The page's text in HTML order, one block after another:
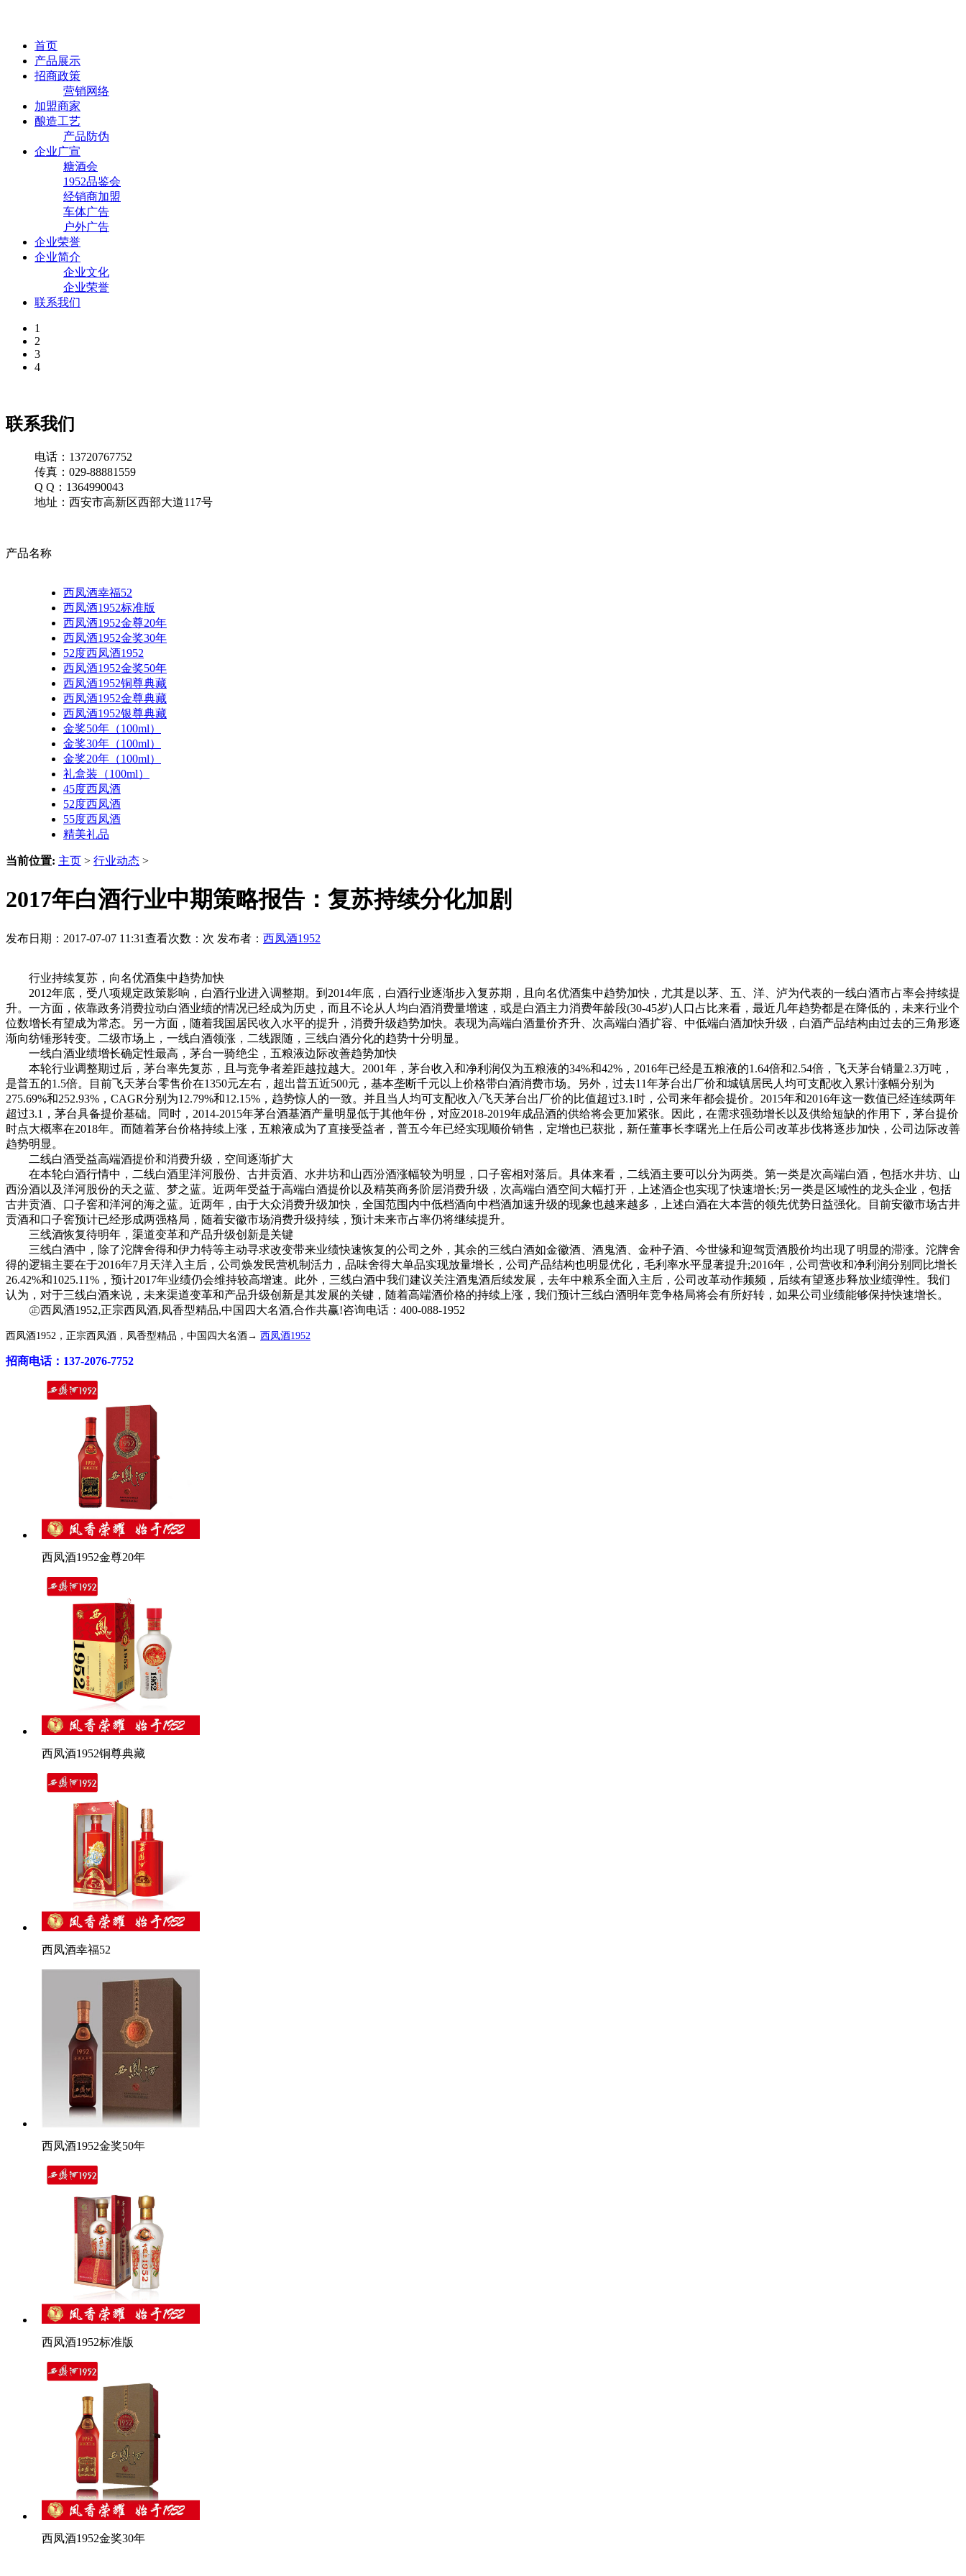
首页
产品展示
招商政策
营销网络
加盟商家
酿造工艺
产品防伪
企业广宣
糖酒会
1952品鉴会
经销商加盟
车体广告
户外广告
企业荣誉
企业简介
企业文化
企业荣誉
联系我们
1
2
3
4
联系我们
电话：13720767752
传真：029-88881559
Q Q：1364990043
地址：西安市高新区西部大道117号
产品名称
西凤酒幸福52
西凤酒1952标准版
西凤酒1952金尊20年
西凤酒1952金奖30年
52度西凤酒1952
西凤酒1952金奖50年
西凤酒1952铜尊典藏
西凤酒1952金尊典藏
西凤酒1952银尊典藏
金奖50年（100ml）
金奖30年（100ml）
金奖20年（100ml）
礼盒装（100ml）
45度西凤酒
52度西凤酒
55度西凤酒
精美礼品
当前位置: 主页 > 行业动态 >
2017年白酒行业中期策略报告：复苏持续分化加剧
发布日期：2017-07-07 11:31查看次数： 次 发布者： 西凤酒1952
行业持续复苏，向名优酒集中趋势加快
2012年底，受八项规定政策影响，白酒行业进入调整期。到2014年底，白酒行业逐渐步入复苏期，且向名优酒集中趋势加快，尤其是以茅、五、洋、泸为代表的一线白酒市占率会持续提
升。一方面，依靠政务消费拉动白酒业绩的情况已经成为历史，而且不论从人均白酒消费量增速，或是白酒主力消费年龄段(30-45岁)人口占比来看，最近几年趋势都是在降低的，未来行业个
位数增长有望成为常态。另一方面，随着我国居民收入水平的提升，消费升级趋势加快。表现为高端白酒量价齐升、次高端白酒扩容、中低端白酒加快升级，白酒产品结构由过去的三角形逐
渐向纺锤形转变。二级市场上，一线白酒领涨，二线跟随，三线白酒分化的趋势十分明显。
一线白酒业绩增长确定性最高，茅台一骑绝尘，五粮液边际改善趋势加快
本轮行业调整期过后，茅台率先复苏，且与竞争者差距越拉越大。2001年，茅台收入和净利润仅为五粮液的34%和42%，2016年已经是五粮液的1.64倍和2.54倍，飞天茅台销量2.3万吨，
是普五的1.5倍。目前飞天茅台零售价在1350元左右，超出普五近500元，基本垄断千元以上价格带白酒消费市场。另外，过去11年茅台出厂价和城镇居民人均可支配收入累计涨幅分别为
275.69%和252.93%，CAGR分别为12.79%和12.15%，趋势惊人的一致。并且当人均可支配收入/飞天茅台出厂价的比值超过3.1时，公司来年都会提价。2015年和2016年这一数值已经连续两年
超过3.1，茅台具备提价基础。同时，2014-2015年茅台酒基酒产量明显低于其他年份，对应2018-2019年成品酒的供给将会更加紧张。因此，在需求强劲增长以及供给短缺的作用下，茅台提价
时点大概率在2018年。而随着茅台价格持续上涨，五粮液成为了直接受益者，普五今年已经实现顺价销售，定增也已获批，新任董事长李曙光上任后公司改革步伐将逐步加快，公司边际改善
趋势明显。
二线白酒受益高端酒提价和消费升级，空间逐渐扩大
在本轮白酒行情中，二线白酒里洋河股份、古井贡酒、水井坊和山西汾酒涨幅较为明显，口子窖相对落后。具体来看，二线酒主要可以分为两类。第一类是次高端白酒，包括水井坊、山
西汾酒以及洋河股份的天之蓝、梦之蓝。近两年受益于高端白酒提价以及精英商务阶层消费升级，次高端白酒空间大幅打开，上述酒企也实现了快速增长;另一类是区域性的龙头企业，包括
古井贡酒、口子窖和洋河的海之蓝。近两年，由于大众消费升级加快，全国范围内中低档酒向中档酒加速升级的现象也越来越多，上述白酒在大本营的领先优势日益强化。目前安徽市场古井
贡酒和口子窖预计已经形成两强格局，随着安徽市场消费升级持续，预计未来市占率仍将继续提升。
三线酒恢复待明年，渠道变革和产品升级创新是关键
三线白酒中，除了沱牌舍得和伊力特等主动寻求改变带来业绩快速恢复的公司之外，其余的三线白酒如金徽酒、酒鬼酒、金种子酒、今世缘和迎驾贡酒股价均出现了明显的滞涨。沱牌舍
得的逻辑主要在于2016年7月天洋入主后，公司焕发民营机制活力，品味舍得大单品实现放量增长，公司产品结构也明显优化，毛利率水平显著提升;2016年，公司营收和净利润分别同比增长
26.42%和1025.11%，预计2017年业绩仍会维持较高增速。此外，三线白酒中我们建议关注酒鬼酒后续发展，去年中粮系全面入主后，公司改革动作频频，后续有望逐步释放业绩弹性。我们
认为，对于三线白酒来说，未来渠道变革和产品升级创新是其发展的关键，随着高端酒价格的持续上涨，我们预计三线白酒明年竞争格局将会有所好转，如果公司业绩能够保持快速增长。
㊣西凤酒1952,正宗西凤酒,凤香型精品,中国四大名酒,合作共赢!咨询电话：400-088-1952
西凤酒1952，正宗西凤酒，凤香型精品，中国四大名酒→ 西凤酒1952
招商电话：137-2076-7752
西凤酒1952金尊20年
西凤酒1952铜尊典藏
西凤酒幸福52
西凤酒1952金奖50年
西凤酒1952标准版
西凤酒1952金奖30年